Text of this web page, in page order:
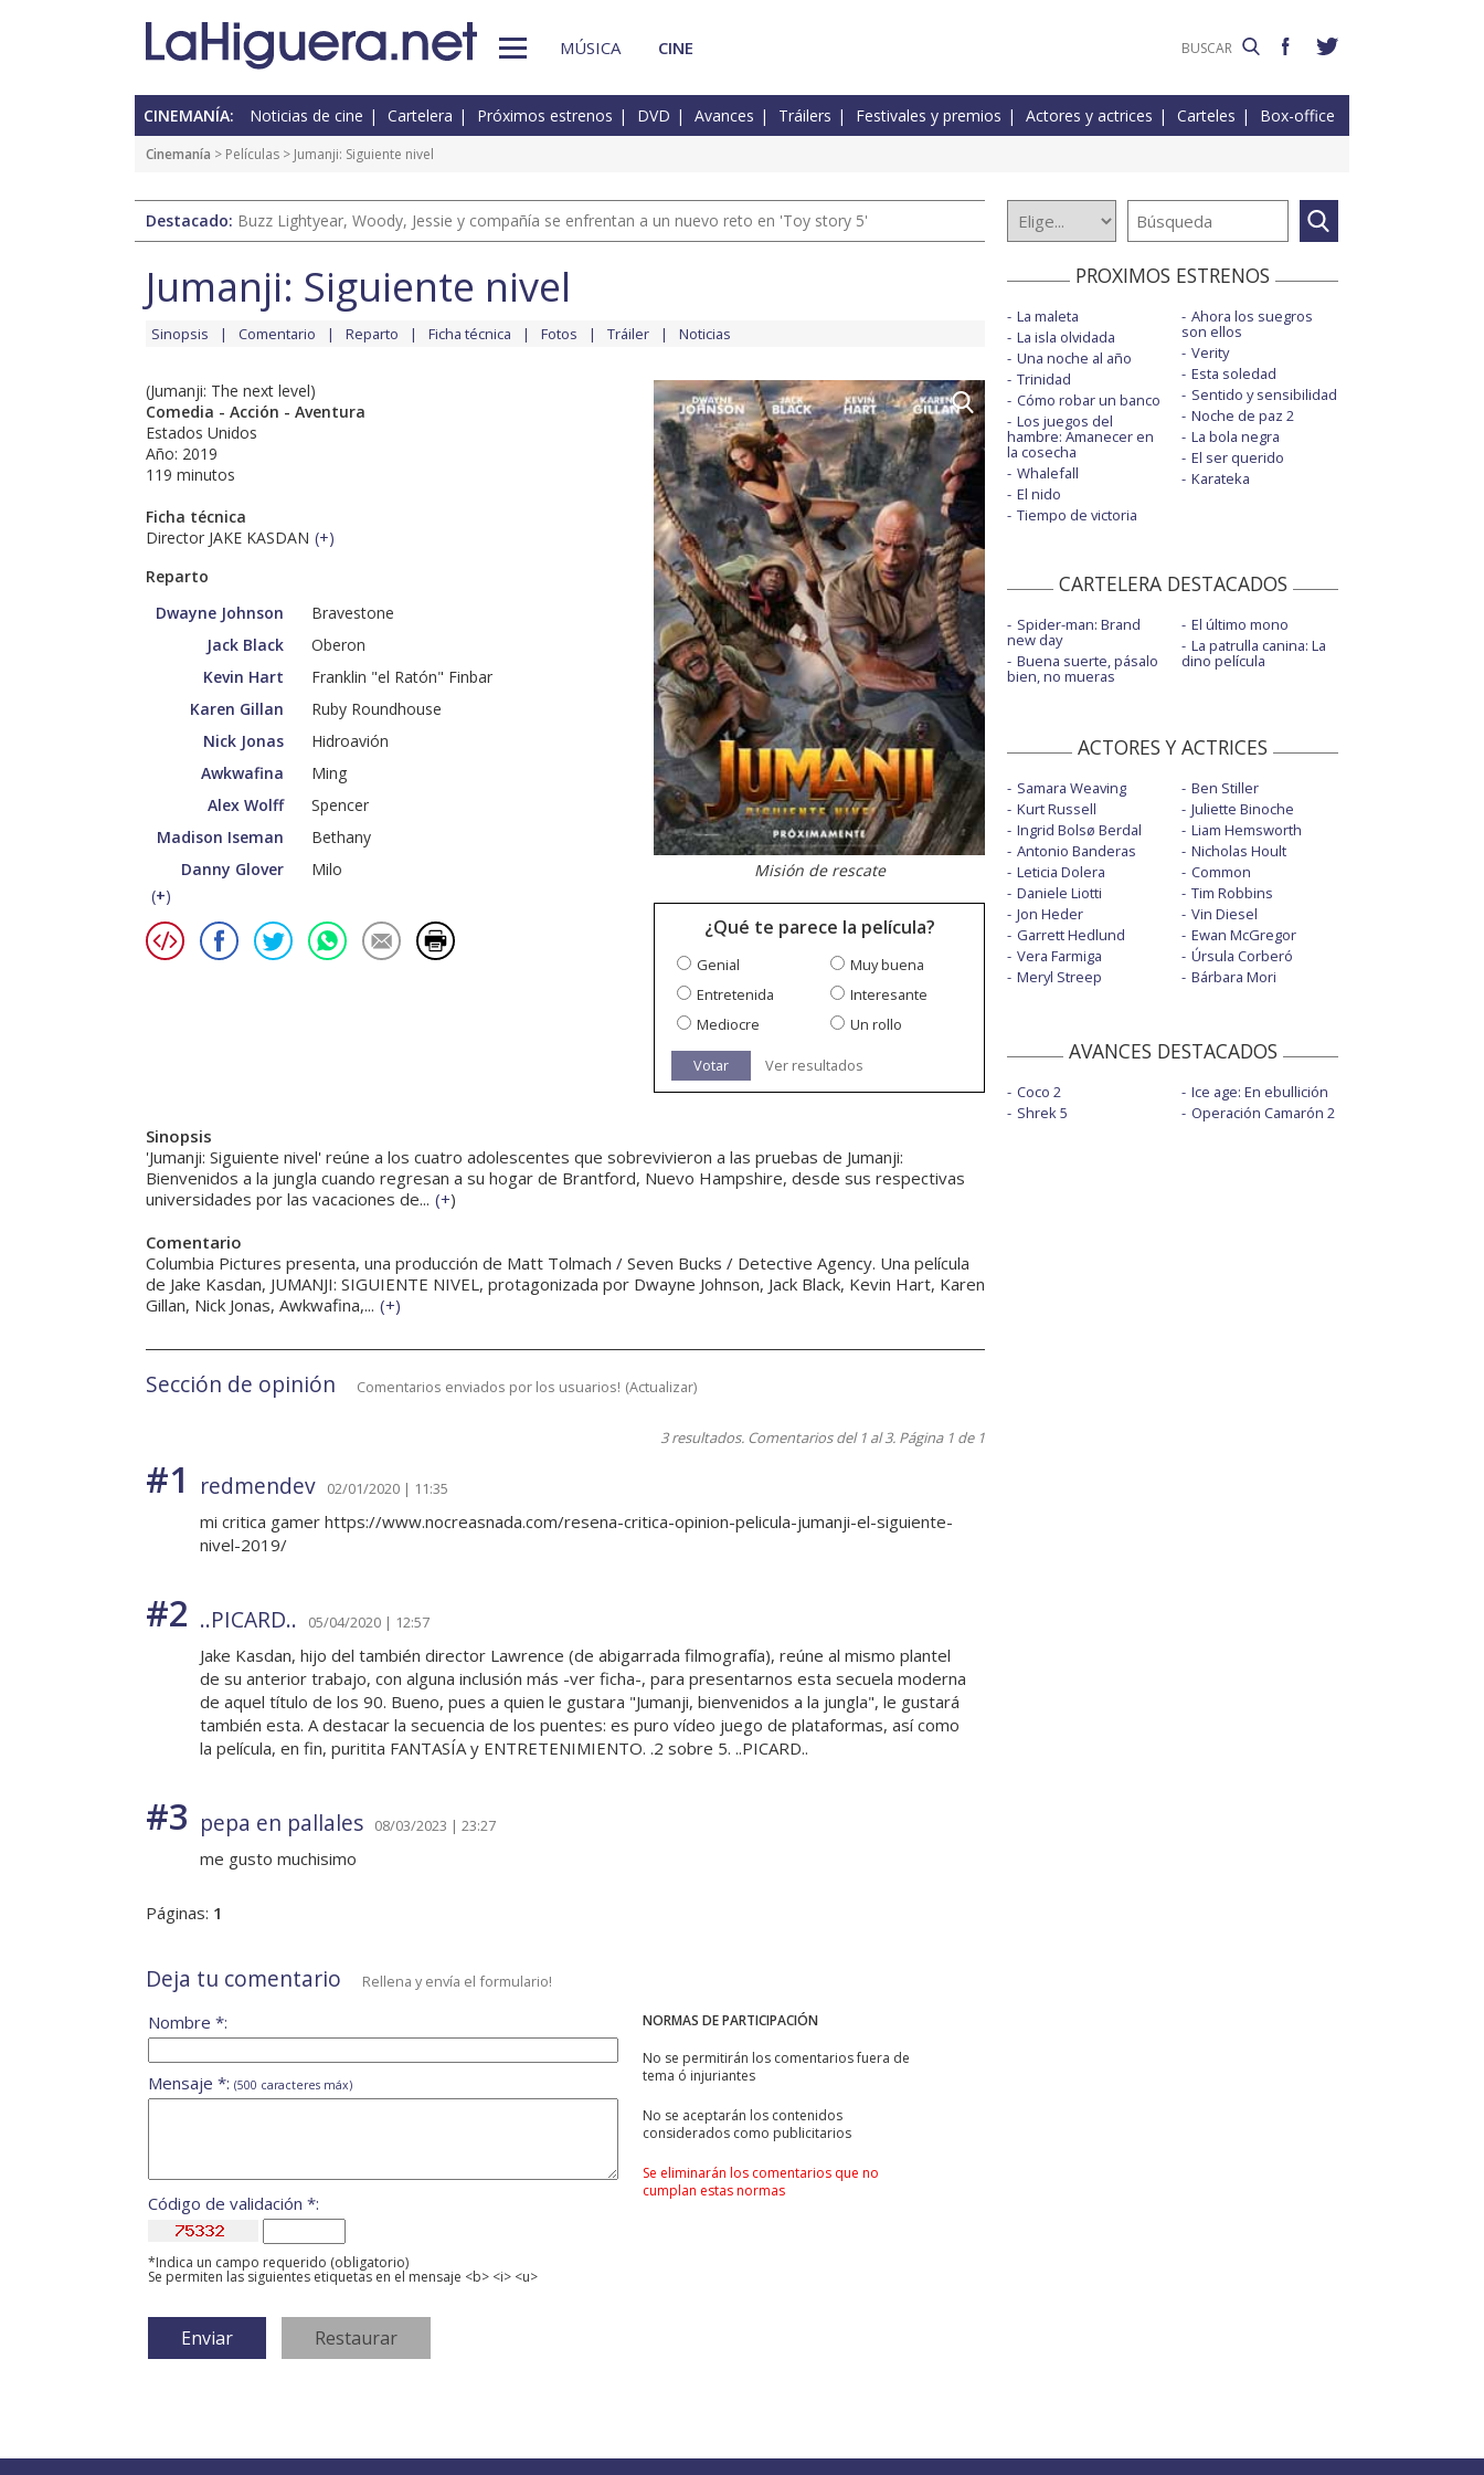
MÚSICA CINE
CINEMANÍA: Noticias de cine Cartelera Próximos estrenos DVD Avances Tráilers Festivales y premios Actores y actrices Carteles Box-office
Cinemanía > Películas > Jumanji: Siguiente nivel
Destacado: Buzz Lightyear, Woody, Jessie y compañía se enfrentan a un nuevo reto en 'Toy story 5'
Jumanji: Siguiente nivel
Sinopsis Comentario Reparto Ficha técnica Fotos Tráiler Noticias
(Jumanji: The next level)
Comedia - Acción - Aventura
Estados Unidos
Año: 2019
119 minutos
Ficha técnica
Director JAKE KASDAN (+)
Reparto
Dwayne Johnson
Bravestone
Jack Black
Oberon
Kevin Hart
Franklin "el Ratón" Finbar
Karen Gillan
Ruby Roundhouse
Nick Jonas
Hidroavión
Awkwafina
Ming
Alex Wolff
Spencer
Madison Iseman
Bethany
Danny Glover
Milo
(+)
Misión de rescate
¿Qué te parece la película?
Genial
Muy buena
Entretenida
Interesante
Mediocre
Un rollo
Votar Ver resultados
Sinopsis
'Jumanji: Siguiente nivel' reúne a los cuatro adolescentes que sobrevivieron a las pruebas de Jumanji:
Bienvenidos a la jungla cuando regresan a su hogar de Brantford, Nuevo Hampshire, desde sus respectivas
universidades por las vacaciones de... (+)
Comentario
Columbia Pictures presenta, una producción de Matt Tolmach / Seven Bucks / Detective Agency. Una película
de Jake Kasdan, JUMANJI: SIGUIENTE NIVEL, protagonizada por Dwayne Johnson, Jack Black, Kevin Hart, Karen
Gillan, Nick Jonas, Awkwafina,... (+)
Sección de opinión Comentarios enviados por los usuarios! (Actualizar)
3 resultados. Comentarios del 1 al 3. Página 1 de 1
#1 redmendev 02/01/2020 | 11:35
mi critica gamer https://www.nocreasnada.com/resena-critica-opinion-pelicula-jumanji-el-siguiente-
nivel-2019/
#2 ..PICARD.. 05/04/2020 | 12:57
Jake Kasdan, hijo del también director Lawrence (de abigarrada filmografía), reúne al mismo plantel
de su anterior trabajo, con alguna inclusión más -ver ficha-, para presentarnos esta secuela moderna
de aquel título de los 90. Bueno, pues a quien le gustara "Jumanji, bienvenidos a la jungla", le gustará
también esta. A destacar la secuencia de los puentes: es puro vídeo juego de plataformas, así como
la película, en fin, puritita FANTASÍA y ENTRETENIMIENTO. .2 sobre 5. ..PICARD..
#3 pepa en pallales 08/03/2023 | 23:27
me gusto muchisimo
Páginas: 1
Deja tu comentario Rellena y envía el formulario!
NORMAS DE PARTICIPACIÓN
No se permitirán los comentarios fuera de
tema ó injuriantes
No se aceptarán los contenidos
considerados como publicitarios
Se eliminarán los comentarios que no
cumplan estas normas
Nombre *:
Mensaje *: (500 caracteres máx)
Código de validación *:
*Indica un campo requerido (obligatorio)
Se permiten las siguientes etiquetas en el mensaje <b> <i> <u>
PROXIMOS ESTRENOS
La maleta
La isla olvidada
Una noche al año
Trinidad
Cómo robar un banco
Los juegos del
hambre: Amanecer en
la cosecha
Whalefall
El nido
Tiempo de victoria
Ahora los suegros
son ellos
Verity
Esta soledad
Sentido y sensibilidad
Noche de paz 2
La bola negra
El ser querido
Karateka
CARTELERA DESTACADOS
Spider-man: Brand
new day
Buena suerte, pásalo
bien, no mueras
El último mono
La patrulla canina: La
dino película
ACTORES Y ACTRICES
Samara Weaving
Kurt Russell
Ingrid Bolsø Berdal
Antonio Banderas
Leticia Dolera
Daniele Liotti
Jon Heder
Garrett Hedlund
Vera Farmiga
Meryl Streep
Ben Stiller
Juliette Binoche
Liam Hemsworth
Nicholas Hoult
Common
Tim Robbins
Vin Diesel
Ewan McGregor
Úrsula Corberó
Bárbara Mori
AVANCES DESTACADOS
Coco 2
Shrek 5
Ice age: En ebullición
Operación Camarón 2